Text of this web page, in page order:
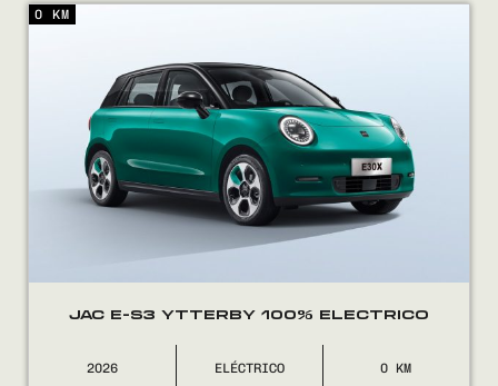
Encontranos en
JAC E-S3 YTTERBY 100% ELECTRICO
2026 ELÉCTRICO 0
0 KM